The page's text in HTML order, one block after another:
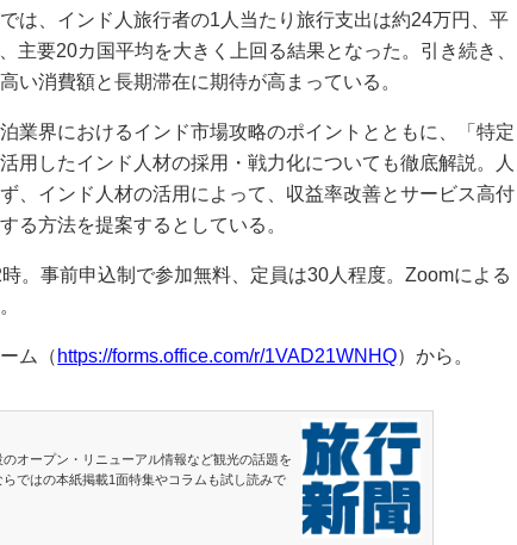
は、インド人旅行者の1人当たり旅行支出は約24万円、平
主要20カ国平均を大きく上回る結果となった。引き続き、
い消費額と長期滞在に期待が高まっている。
業界におけるインド市場攻略のポイントとともに、「特定
用したインド人材の採用・戦力化についても徹底解説。人
、インド人材の活用によって、収益率改善とサービス高付
る方法を提案するとしている。
。事前申込制で参加無料、定員は30人程度。Zoomによる
ム（ https://forms.office.com/r/1VAD21WNHQ）から。
オープン・リニューアル情報など観光の話題を
ではの本紙掲載1面特集やコラムも試し読みで